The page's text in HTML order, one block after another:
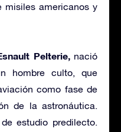
misiles americanos y
Pelterie,nació
hombre culto, que
como fase de
de la astronáutica.
estudio predilecto.